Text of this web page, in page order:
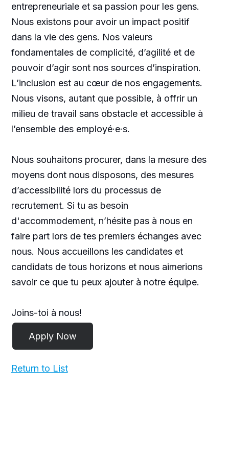
entrepreneuriale et sa passion pour les gens.
Nous existons pour avoir un impact positif
dans la vie des gens. Nos valeurs
fondamentales de complicité, d’agilité et de
pouvoir d’agir sont nos sources d’inspiration.
L’inclusion est au cœur de nos engagements.
Nous visons, autant que possible, à offrir un
milieu de travail sans obstacle et accessible à
l’ensemble des employé·e·s.
Nous souhaitons procurer, dans la mesure des
moyens dont nous disposons, des mesures
d’accessibilité lors du processus de
recrutement. Si tu as besoin
d'accommodement, n’hésite pas à nous en
faire part lors de tes premiers échanges avec
nous. Nous accueillons les candidates et
candidats de tous horizons et nous aimerions
savoir ce que tu peux ajouter à notre équipe.
Joins-toi à nous!
Return to List